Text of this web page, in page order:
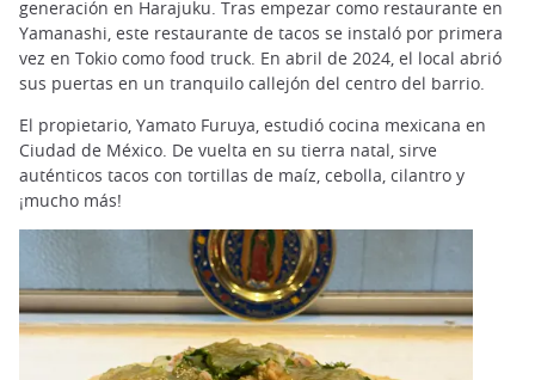
generación en Harajuku. Tras empezar como restaurante en
Yamanashi, este restaurante de tacos se instaló por primera
vez en Tokio como food truck. En abril de 2024, el local abrió
sus puertas en un tranquilo callejón del centro del barrio.
El propietario, Yamato Furuya, estudió cocina mexicana en
Ciudad de México. De vuelta en su tierra natal, sirve
auténticos tacos con tortillas de maíz, cebolla, cilantro y
¡mucho más!